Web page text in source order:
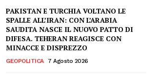
PAKISTAN E TURCHIA VOLTANO LE
SPALLE ALL’IRAN: CON L’ARABIA
SAUDITA NASCE IL NUOVO PATTO DI
DIFESA. TEHERAN REAGISCE CON
MINACCE E DISPREZZO
GEOPOLITICA 7 Agosto 2026